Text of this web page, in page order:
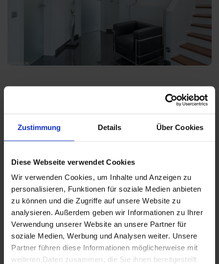
Zustimmung Details Über Cookies
Diese Webseite verwendet Cookies
Wir verwenden Cookies, um Inhalte und Anzeigen zu
personalisieren, Funktionen für soziale Medien anbieten
zu können und die Zugriffe auf unsere Website zu
analysieren. Außerdem geben wir Informationen zu Ihrer
Verwendung unserer Website an unsere Partner für
soziale Medien, Werbung und Analysen weiter. Unsere
Partner führen diese Informationen möglicherweise mit
weiteren Daten zusammen, die Sie ihnen bereitgestellt
Innentüren, die Ihr Zuhause aufwerten.
prägen den Stil Ihrer Räume. Bei uns finden Sie moderne,
klassische und individuelle Türlösungen, die Design,